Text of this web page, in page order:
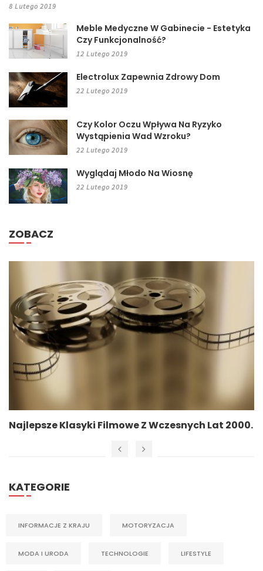
8 Lutego 2019
Meble Medyczne W Gabinecie - Estetyka
Czy Funkcjonalność?
12 Lutego 2019
Electrolux Zapewnia Zdrowy Dom
22 Lutego 2019
Czy Kolor Oczu Wpływa Na Ryzyko
Wystąpienia Wad Wzroku?
22 Lutego 2019
Wyglądaj Młodo Na Wiosnę
22 Lutego 2019
ZOBACZ
Najlepsze Klasyki Filmowe Z Wczesnych Lat 2000.
KATEGORIE
INFORMACJE Z KRAJU MOTORYZACJA
MODA I URODA TECHNOLOGIE LIFESTYLE